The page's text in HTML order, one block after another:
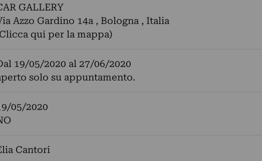
GALLERY
Azzo Gardino 14a , Bologna , Italia
qui per la mappa)
19/05/2020 al 27/06/2020
solo su appuntamento.
05/2020
Cantori